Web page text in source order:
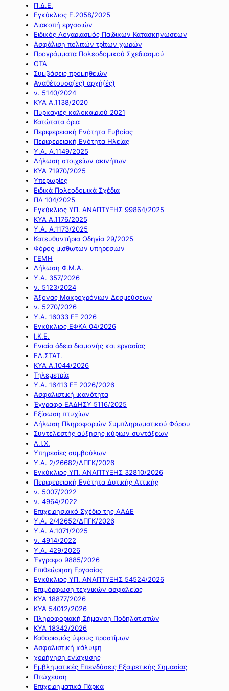
Π.Δ.Ε.
Εγκύκλιος Ε.2058/2025
Διακοπή εργασιών
Ειδικός Λογαριασμός Παιδικών Κατασκηνώσεων
Ασφάλιση πολιτών τρίτων χωρών
Προγράμματα Πολεοδομικού Σχεδιασμού
ΟΤΑ
Συμβάσεις προμηθειών
Αναθέτουσα(ες) αρχή(ές)
ν. 5140/2024
ΚΥΑ Α.1138/2020
Πυρκαγιές καλοκαιριού 2021
Κατώτατα όρια
Περιφερειακή Ενότητα Ευβοίας
Περιφερειακή Ενότητα Ηλείας
Υ.Α. Α.1149/2025
Δήλωση στοιχείων ακινήτων
ΚΥΑ 71970/2025
Υπερωρίες
Ειδικά Πολεοδομικά Σχέδια
ΠΔ 104/2025
Εγκύκλιος ΥΠ. ΑΝΑΠΤΥΞΗΣ 99864/2025
ΚΥΑ Α.1176/2025
Υ.Α. Α.1173/2025
Κατευθυντήρια Οδηγία 29/2025
Φόρος μισθωτών υπηρεσιών
ΓΕΜΗ
Δήλωση Φ.Μ.Α.
Υ.Α. 357/2026
ν. 5123/2024
Άξονας Μακροχρόνιων Δεσμεύσεων
ν. 5270/2026
Υ.Α. 16033 ΕΞ 2026
Εγκύκλιος ΕΦΚΑ 04/2026
Ι.Κ.Ε.
Ενιαία άδεια διαμονής και εργασίας
ΕΛ.ΣΤΑΤ.
ΚΥΑ Α.1044/2026
Τηλεμετρία
Υ.Α. 16413 ΕΞ 2026/2026
Ασφαλιστική ικανότητα
Έγγραφο ΕΑΔΗΣΥ 5116/2025
Εξίσωση πτυχίων
Δήλωση Πληροφοριών Συμπληρωματικού Φόρου
Συντελεστής αύξησης κύριων συντάξεων
Λ.Ι.Χ.
Υπηρεσίες συμβούλων
Υ.Α. 2/26682/ΔΠΓΚ/2026
Εγκύκλιος ΥΠ. ΑΝΑΠΤΥΞΗΣ 32810/2026
Περιφερειακή Ενότητα Δυτικής Αττικής
ν. 5007/2022
ν. 4964/2022
Επιχειρησιακό Σχέδιο της ΑΑΔΕ
Υ.Α. 2/42652/ΔΠΓΚ/2026
Υ.Α. Α.1071/2025
ν. 4914/2022
Υ.Α. 429/2026
Έγγραφο 9885/2026
Επιθεώρηση Εργασίας
Εγκύκλιος ΥΠ. ΑΝΑΠΤΥΞΗΣ 54524/2026
Επιμόρφωση τεχνικών ασφαλείας
ΚΥΑ 18877/2026
ΚΥΑ 54012/2026
Πληροφοριακή Σήμανση Ποδηλατιστών
ΚΥΑ 18342/2026
Καθορισμός ύψους προστίμων
Ασφαλιστική κάλυψη
χορήγηση ενίσχυσης
Εμβληματικές Επενδύσεις Εξαιρετικής Σημασίας
Πτώχευση
Επιχειρηματικά Πάρκα